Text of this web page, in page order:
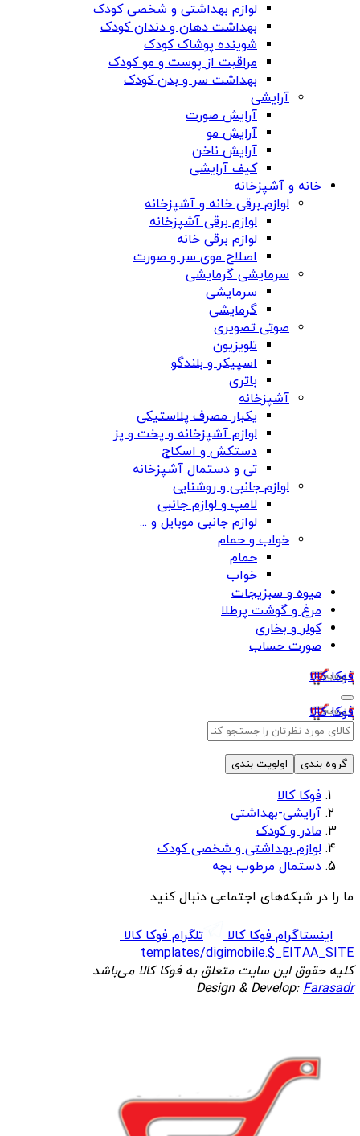
لوازم بهداشتی و شخصی کودک
بهداشت دهان و دندان کودک
شوینده پوشاک کودک
مراقبت از پوست و مو کودک
بهداشت سر و بدن کودک
آرایشی
آرایش صورت
آرایش مو
آرایش ناخن
کیف آرایشی
خانه و آشپزخانه
لوازم برقی خانه و آشپزخانه
لوازم برقی آشپزخانه
لوازم برقی خانه
اصلاح موی سر و صورت
سرمایشی گرمایشی
سرمایشی
گرمایشی
صوتی تصویری
تلویزیون
اسپیکر و بلندگو
باتری
آشپزخانه
یکبار مصرف پلاستیکی
لوازم آشپزخانه و پخت و پز
دستکش و اسکاج
تی و دستمال آشپزخانه
لوازم جانبی و روشنایی
لامپ و لوازم جانبی
لوازم جانبی موبایل و ...
خواب و حمام
حمام
خواب
میوه و سبزیجات
مرغ و گوشت پرطلا
کولر و بخاری
صورت حساب
فوکا کالا
فوکا کالا
گروه بندی اولویت بندی
فوکا کالا
آرایشی-بهداشتی
مادر و کودک
لوازم بهداشتی و شخصی کودک
دستمال مرطوب بچه
ما را در شبکه‌های اجتماعی دنبال کنید
اینستاگرام فوکا کالا
تلگرام فوکا کالا
templates/digimobile.$_EITAA_SITE
کلیه حقوق این سایت متعلق به فوکا کالا می‌باشد
Design & Develop:Farasadr